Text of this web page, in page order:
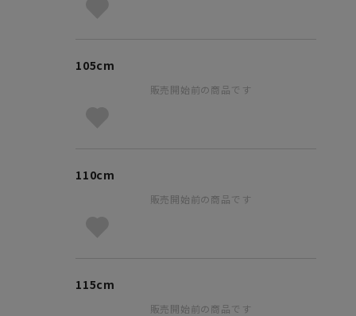
105cm
販売開始前の商品です
110cm
販売開始前の商品です
115cm
販売開始前の商品です